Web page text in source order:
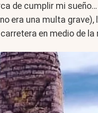
de cumplir mi
era una multa
en medio de la